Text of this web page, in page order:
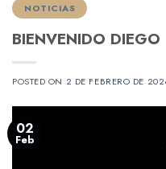
NOTICIAS
BIENVENIDO DIEGO
POSTED ON 2 DE FEBRERO DE
02
Feb